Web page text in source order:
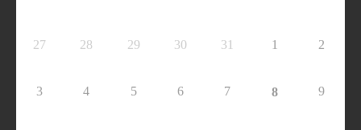
27 28 29 30 31 1 2
3 4 5 6 7 8 9